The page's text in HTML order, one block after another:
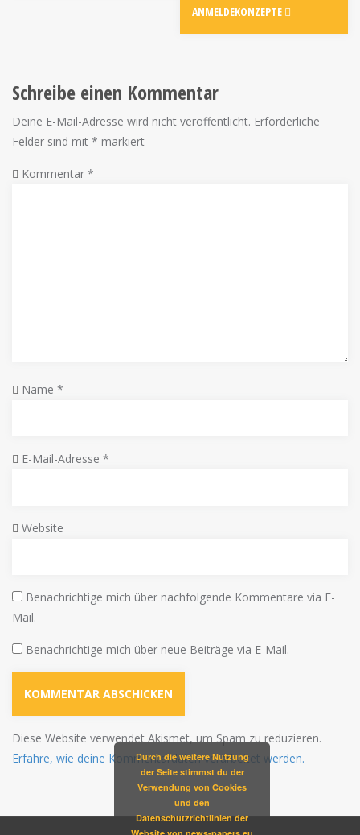
ANMELDEKONZEPTE
Schreibe einen Kommentar
Deine E-Mail-Adresse wird nicht veröffentlicht. Erforderliche
Felder sind mit * markiert
Kommentar *
Name *
E-Mail-Adresse *
Website
Benachrichtige mich über nachfolgende Kommentare via E-
Mail.
Benachrichtige mich über neue Beiträge via E-Mail.
Diese Website verwendet Akismet, um Spam zu reduzieren.
Erfahre, wie deine Kommentardaten verarbeitet werden.
Durch die weitere Nutzung
der Seite stimmst du der
Verwendung von Cookies
und den
Datenschutzrichtlinien der